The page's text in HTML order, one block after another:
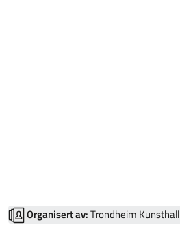
Organisert av:Trondheim Kunsthall